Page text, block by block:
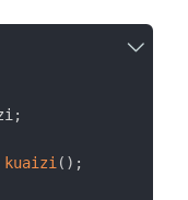
;
kuaizi ( ) ;